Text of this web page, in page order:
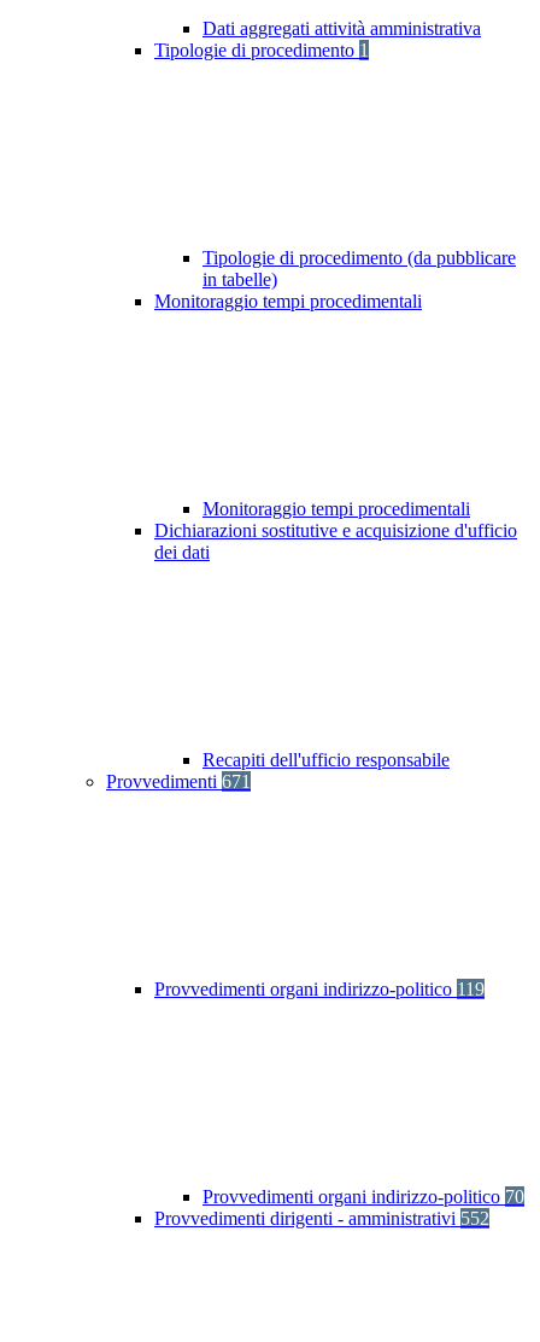
Dati aggregati attività amministrativa
Tipologie di procedimento 1
Tipologie di procedimento (da pubblicare
in tabelle)
Monitoraggio tempi procedimentali
Monitoraggio tempi procedimentali
Dichiarazioni sostitutive e acquisizione d'ufficio
dei dati
Recapiti dell'ufficio responsabile
Provvedimenti 671
Provvedimenti organi indirizzo-politico 119
Provvedimenti organi indirizzo-politico 70
Provvedimenti dirigenti - amministrativi 552